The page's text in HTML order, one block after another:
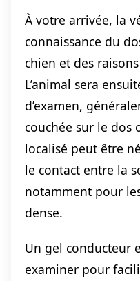
À votre arrivée, la
connaissance du
chien et des
L’animal sera
d’examen,
couchée sur le dos
localisé peut être
le contact entre la
notamment pour
dense.
Un gel conducteur
examiner pour